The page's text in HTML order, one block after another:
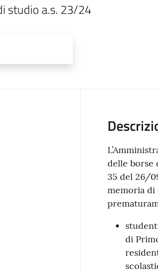
studio a.s. 23/24
delle borse
35 del 26/
memoria
di